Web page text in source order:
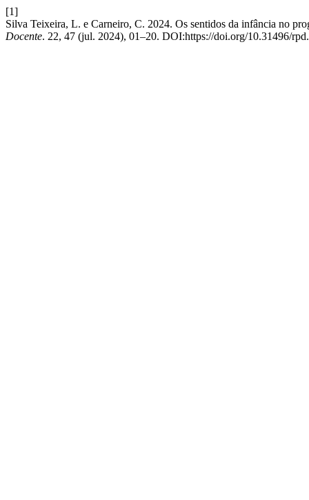
[1]
Silva Teixeira, L. e Carneiro, C. 2024. Os sentidos da infância no
Docente. 22, 47 (jul. 2024), 01–20. DOI:https://doi.org/10.31496/